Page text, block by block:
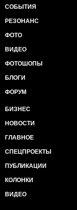
СОБЫТИЯ
РЕЗОНАНС
ФОТО
ВИДЕО
ФОТОШОПЫ
БЛОГИ
ФОРУМ
БИЗНЕС
НОВОСТИ
ГЛАВНОЕ
СПЕЦПРОЕКТЫ
ПУБЛИКАЦИИ
КОЛОНКИ
ВИДЕО